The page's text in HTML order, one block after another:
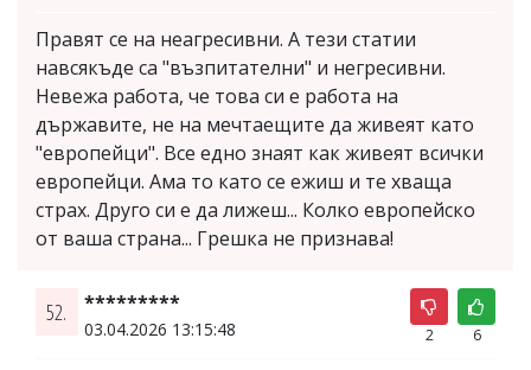
Правят се на неагресивни. А тези статии
навсякъде са "възпитателни" и негресивни.
Невежа работа, че това си е работа на
държавите, не на мечтаещите да живеят като
"европейци". Все едно знаят как живеят всички
европейци. Ама то като се ежиш и те хваща
страх. Друго си е да лижеш... Колко европейско
от ваша страна... Грешка не признава!
52. *********
03.04.2026 13:15:48 2 6